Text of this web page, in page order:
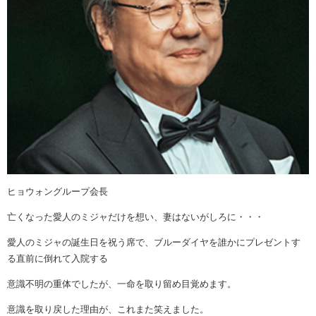
ヒョウォングループ会長
亡くなった愛人のミジャだけを想い、妻はないがしろに・・・
愛人のミジャの誕生日を祝う席で、ブルーダイヤを誰かにプレゼントす
る直前に倒れて入院する
意識不明の重体でしたが、一命を取り留め目覚めます。
意識を取り戻した理由が、これまた笑えました。